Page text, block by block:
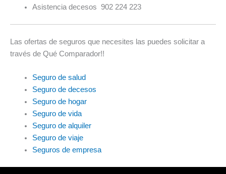
Asistencia decesos 902 224 223
Las ofertas de seguros que necesites las puedes solicitar a
través de Qué Comparador!!
Seguro de salud
Seguro de decesos
Seguro de hogar
Seguro de vida
Seguro de alquiler
Seguro de viaje
Seguros de empresa